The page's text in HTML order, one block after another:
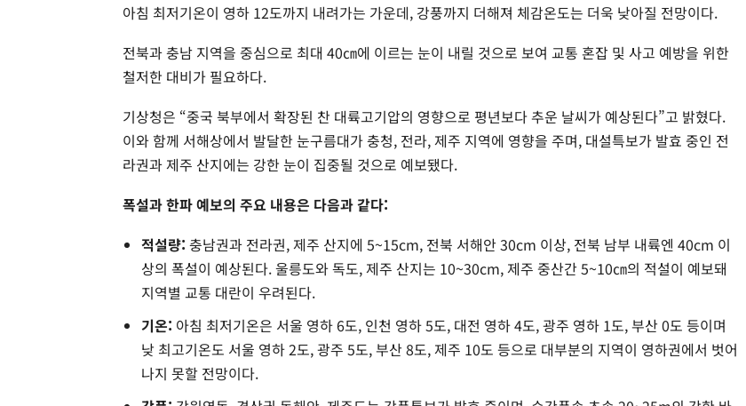
아침 최저기온이 영하 12도까지 내려가는 가운데, 강풍까지 더해져 체감온도는 더욱 낮아질 전망이다.
전북과 충남 지역을 중심으로 최대 40㎝에 이르는 눈이 내릴 것으로 보여 교통 혼잡 및 사고 예방을 위한
철저한 대비가 필요하다.
기상청은 “중국 북부에서 확장된 찬 대륙고기압의 영향으로 평년보다 추운 날씨가 예상된다”고 밝혔다.
이와 함께 서해상에서 발달한 눈구름대가 충청, 전라, 제주 지역에 영향을 주며, 대설특보가 발효 중인 전
라권과 제주 산지에는 강한 눈이 집중될 것으로 예보됐다.
폭설과 한파 예보의 주요 내용은 다음과 같다:
적설량: 충남권과 전라권, 제주 산지에 5~15cm, 전북 서해안 30cm 이상, 전북 남부 내륙엔 40cm 이
상의 폭설이 예상된다. 울릉도와 독도, 제주 산지는 10~30cm, 제주 중산간 5~10㎝의 적설이 예보돼
지역별 교통 대란이 우려된다.
기온: 아침 최저기온은 서울 영하 6도, 인천 영하 5도, 대전 영하 4도, 광주 영하 1도, 부산 0도 등이며
낮 최고기온도 서울 영하 2도, 광주 5도, 부산 8도, 제주 10도 등으로 대부분의 지역이 영하권에서 벗어
나지 못할 전망이다.